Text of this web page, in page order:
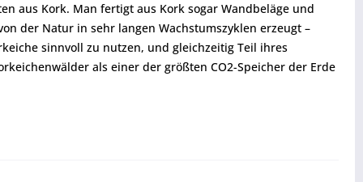
aus Kork. Man fertigt aus Kork sogar Wandbeläge und
der Natur in sehr langen Wachstumszyklen erzeugt –
sinnvoll zu nutzen, und gleichzeitig Teil ihres
als einer der größten CO2-Speicher der Erde